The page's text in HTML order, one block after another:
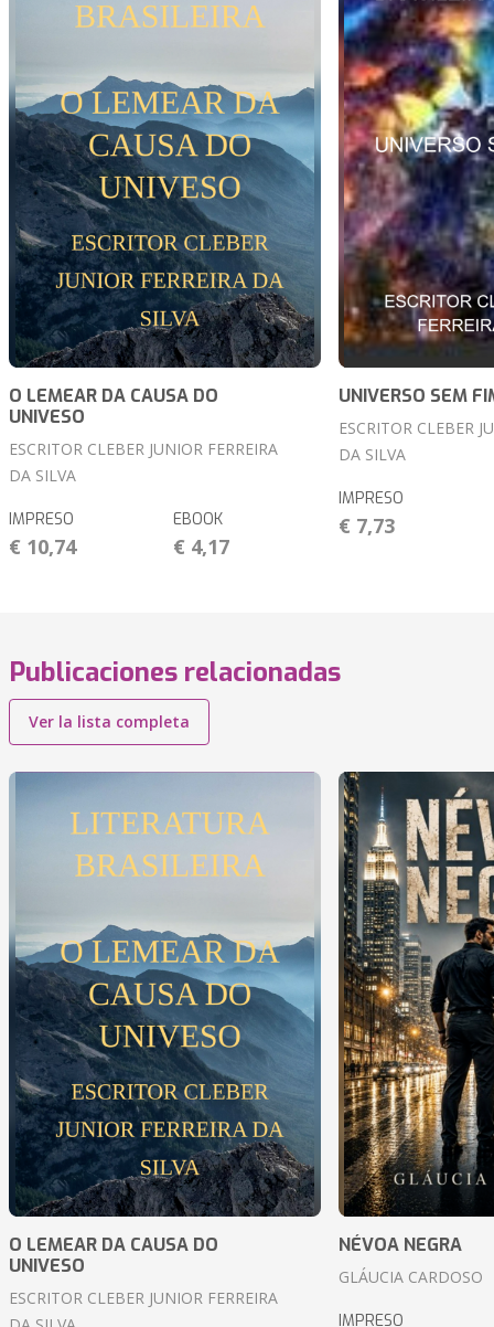
O LEMEAR DA CAUSA DO
UNIVESO
ESCRITOR CLEBER JUNIOR FERREIRA
DA SILVA
IMPRESO
€ 10,74
EBOOK
€ 4,17
UNIVERSO SEM
ESCRITOR CLEBER
DA SILVA
IMPRESO
€ 7,73
Publicaciones relacionadas
Ver la lista completa
O LEMEAR DA CAUSA DO
UNIVESO
ESCRITOR CLEBER JUNIOR FERREIRA
NÉVOA NEGRA
GLÁUCIA CARDOSO
IMPRESO